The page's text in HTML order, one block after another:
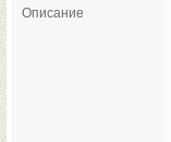
Описание